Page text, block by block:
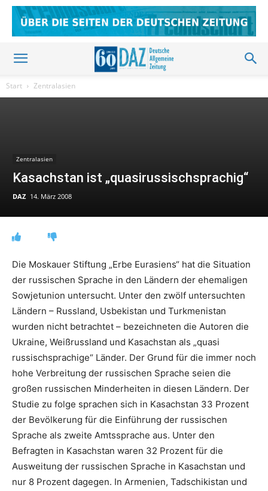
Start Zentralasien
Zentralasien
Kasachstan ist „quasirussischsprachig“
DAZ 14. März 2008
Die Moskauer Stiftung „Erbe Eurasiens“ hat die Situation
der russischen Sprache in den Ländern der ehemaligen
Sowjetunion untersucht. Unter den zwölf untersuchten
Ländern – Russland, Usbekistan und Turkmenistan
wurden nicht betrachtet – bezeichneten die Autoren die
Ukraine, Weißrussland und Kasachstan als „quasi
russischsprachige“ Länder. Der Grund für die immer noch
hohe Verbreitung der russischen Sprache seien die
großen russischen Minderheiten in diesen Ländern. Der
Studie zu folge sprachen sich in Kasachstan 33 Prozent
der Bevölkerung für die Einführung der russischen
Sprache als zweite Amtssprache aus. Unter den
Befragten in Kasachstan waren 32 Prozent für die
Ausweitung der russischen Sprache in Kasachstan und
nur 8 Prozent dagegen. In Armenien, Tadschikistan und